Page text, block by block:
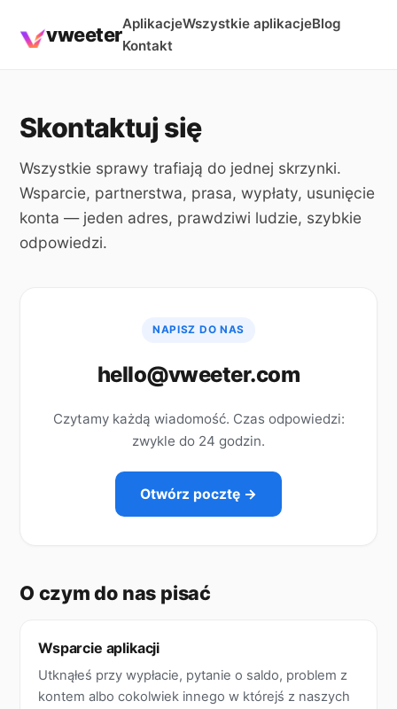
vweeterAplikacjeWszystkie aplikacjeBlog
Kontakt
Skontaktuj się
Wszystkie sprawy trafiają do jednej skrzynki.
Wsparcie, partnerstwa, prasa, wypłaty, usunięcie
konta — jeden adres, prawdziwi ludzie, szybkie
odpowiedzi.
NAPISZ DO NAS
hello@vweeter.com
Czytamy każdą wiadomość. Czas odpowiedzi:
zwykle do 24 godzin.
Otwórz pocztę →
O czym do nas pisać
Wsparcie aplikacji
Utknąłeś przy wypłacie, pytanie o saldo, problem z
kontem albo cokolwiek innego w którejś z naszych